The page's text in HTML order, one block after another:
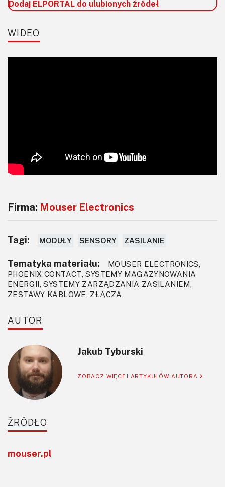
Dodaj ELPORTAL do ulubionych źródeł
WIDEO
Firma: Mouser Electronics
Tagi: MODUŁY SENSORY ZASILANIE
Tematyka materiału:
MOUSER ELECTRONICS,
PHOENIX CONTACT, SYSTEMY MAGAZYNOWANIA
ENERGII, SYSTEMY ZARZĄDZANIA ZASILANIEM,
ZESTAWY KABLOWE, ZŁĄCZA
AUTOR
Jakub Tyburski
ZOBACZ WIĘCEJ ARTYKUŁÓW AUTORA
ŹRÓDŁO
mouser.pl